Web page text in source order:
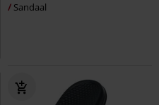
Sandaal